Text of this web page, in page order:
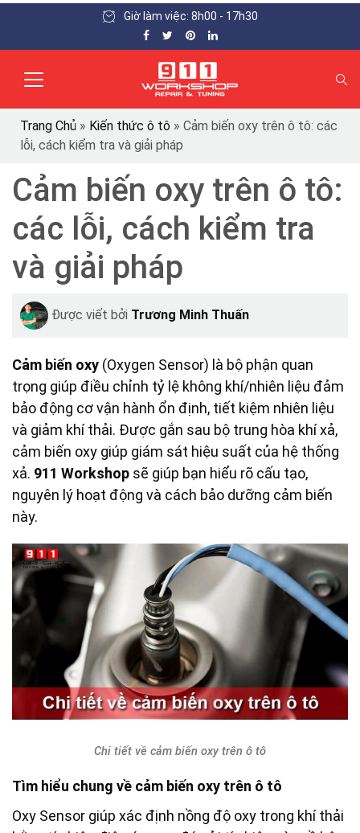
Giờ làm việc: 8h00 - 17h30
Trang Chủ » Kiến thức ô tô » Cảm biến oxy trên ô tô: các
lỗi, cách kiểm tra và giải pháp
Cảm biến oxy trên ô tô:
các lỗi, cách kiểm tra
và giải pháp
Được viết bởi Trương Minh Thuấn
Cảm biến oxy (Oxygen Sensor) là bộ phận quan
trọng giúp điều chỉnh tỷ lệ không khí/nhiên liệu đảm
bảo động cơ vận hành ổn định, tiết kiệm nhiên liệu
và giảm khí thải. Được gắn sau bộ trung hòa khí xả,
cảm biến oxy giúp giám sát hiệu suất của hệ thống
xả. 911 Workshop sẽ giúp bạn hiểu rõ cấu tạo,
nguyên lý hoạt động và cách bảo dưỡng cảm biến
này.
Chi tiết về cảm biến oxy trên ô tô
Tìm hiểu chung về cảm biến oxy trên ô tô
Oxy Sensor giúp xác định nồng độ oxy trong khí thải